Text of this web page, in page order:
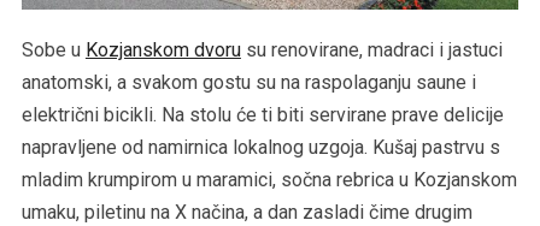
Sobe u Kozjanskom dvorusu renovirane, madraci i jastuci
anatomski, a svakom gostu su na raspolaganju saune i
električni bicikli. Na stolu će ti biti servirane prave delicije
napravljene od namirnica lokalnog uzgoja. Kušaj pastrvu s
mladim krumpirom u maramici, sočna rebrica u Kozjanskom
umaku, piletinu na X načina, a dan zasladi čime drugim